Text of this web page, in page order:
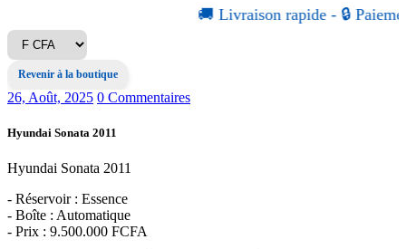
🚚 Livraison rapide - 🔒
Revenir à la boutique
26, Août, 2025 0 Commentaires
Hyundai Sonata 2011
Hyundai Sonata 2011
- Réservoir : Essence
- Boîte : Automatique
- Prix : 9.500.000 FCFA